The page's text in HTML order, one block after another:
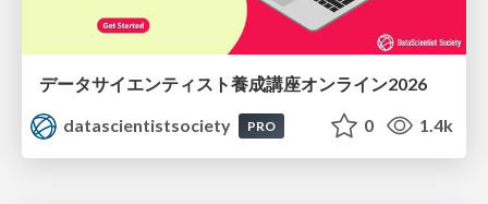
データサイエンティスト養成講座オンライン2026
datascientistsociety
PRO 0 1.4k